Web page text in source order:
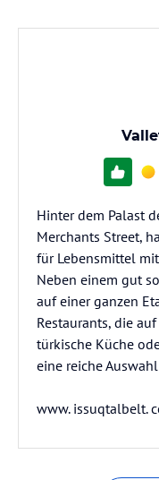
Hinter dem Palast
Merchants Street,
für Lebensmittel mit
Neben einem gut
auf einer ganzen
Restaurants, die
türkische Küche
eine reiche
www. issuqtalbelt.